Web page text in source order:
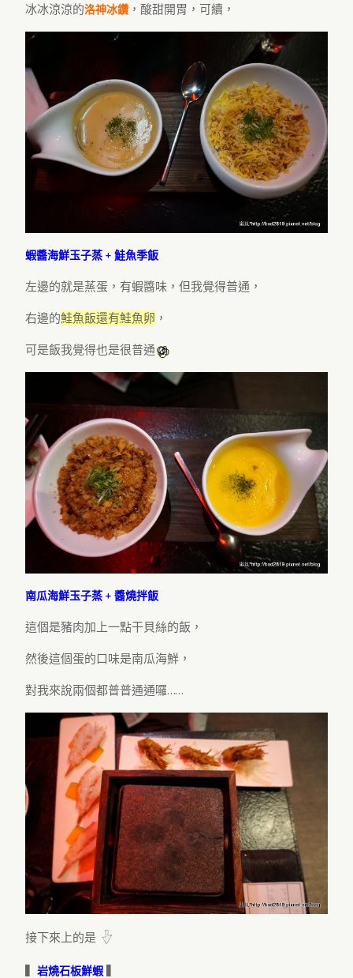
冰冰涼涼的洛神冰鑽 ，酸甜開胃，可續，
蝦醬海鮮玉子蒸 + 鮭魚季飯
左邊的就是蒸蛋，有蝦醬味，但我覺得普通，
右邊的鮭魚飯還有鮭魚卵 ，
可是飯我覺得也是很普通
南瓜海鮮玉子蒸 + 醬燒拌飯
這個是豬肉加上一點干貝絲的飯，
然後這個蛋的口味是南瓜海鮮，
對我來說兩個都普普通通囉……
接下來上的是
岩燒石板鮮蝦